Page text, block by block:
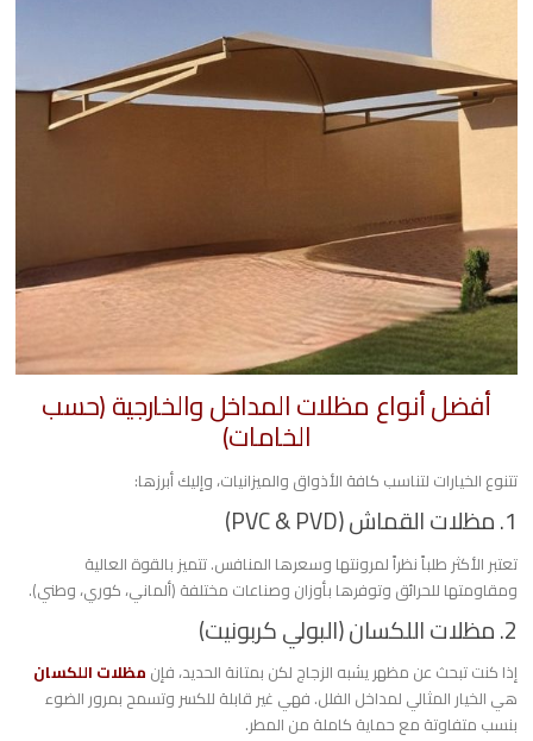
​أفضل أنواع مظلات المداخل والخارجية (حسب
الخامات)
​تتنوع الخيارات لتناسب كافة الأذواق والميزانيات، وإليك أبرزها:
​1. مظلات القماش (PVC & PVD)
​تعتبر الأكثر طلباً نظراً لمرونتها وسعرها المنافس. تتميز بالقوة العالية
ومقاومتها للحرائق وتوفرها بأوزان وصناعات مختلفة (ألماني، كوري، وطني).
​2. مظلات اللكسان (البولي كربونيت)
​إذا كنت تبحث عن مظهر يشبه الزجاج لكن بمتانة الحديد، فإن مظلات اللكسان
هي الخيار المثالي لمداخل الفلل. فهي غير قابلة للكسر وتسمح بمرور الضوء
بنسب متفاوتة مع حماية كاملة من المطر.